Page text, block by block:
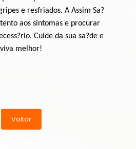
e resfriados. A Assim Sa?
aos sintomas e procurar
Cuide da sua sa?de e
viva melhor!
Voltar